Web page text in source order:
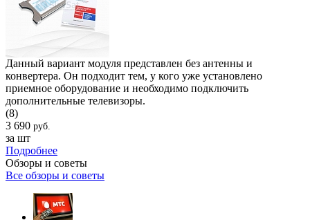
Данный вариант модуля представлен без антенны и
конвертера. Он подходит тем, у кого уже установлено
приемное оборудование и необходимо подключить
дополнительные телевизоры.
(8)
3 690 руб.
за шт
Подробнее
Обзоры и советы
Все обзоры и советы